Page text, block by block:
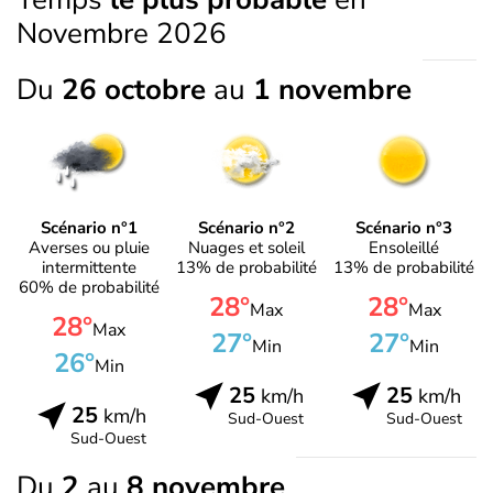
Novembre 2026
Du 26 octobre au 1 novembre
Scénario n°1
Averses ou pluie
intermittente
60% de probabilité
28°Max
26°Min
25km/h
Sud-Ouest
Scénario n°2
Nuages et soleil
13% de probabilité
28°Max
27°Min
25km/h
Sud-Ouest
Scénario n°3
Ensoleillé
13% de probabilité
28°Max
27°Min
25 km/h
Sud-Ouest